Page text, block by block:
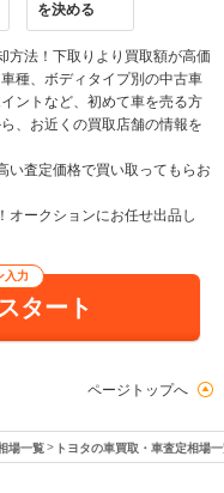
を決める
方法！下取りより買取額が高価
種、ボディタイプ別の中古車
ントなど、初めて車を売る方
、お近くの買取店舗の情報を
い査定価格で買い取ってもらお
オークションにお任せ出品し
入力
タート
ページトップへ
場一覧 トヨタの車買取・車査定相場